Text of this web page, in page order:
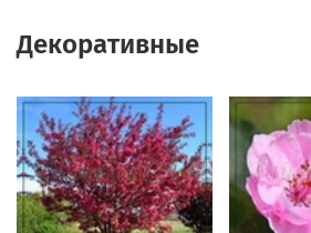
Декоративные